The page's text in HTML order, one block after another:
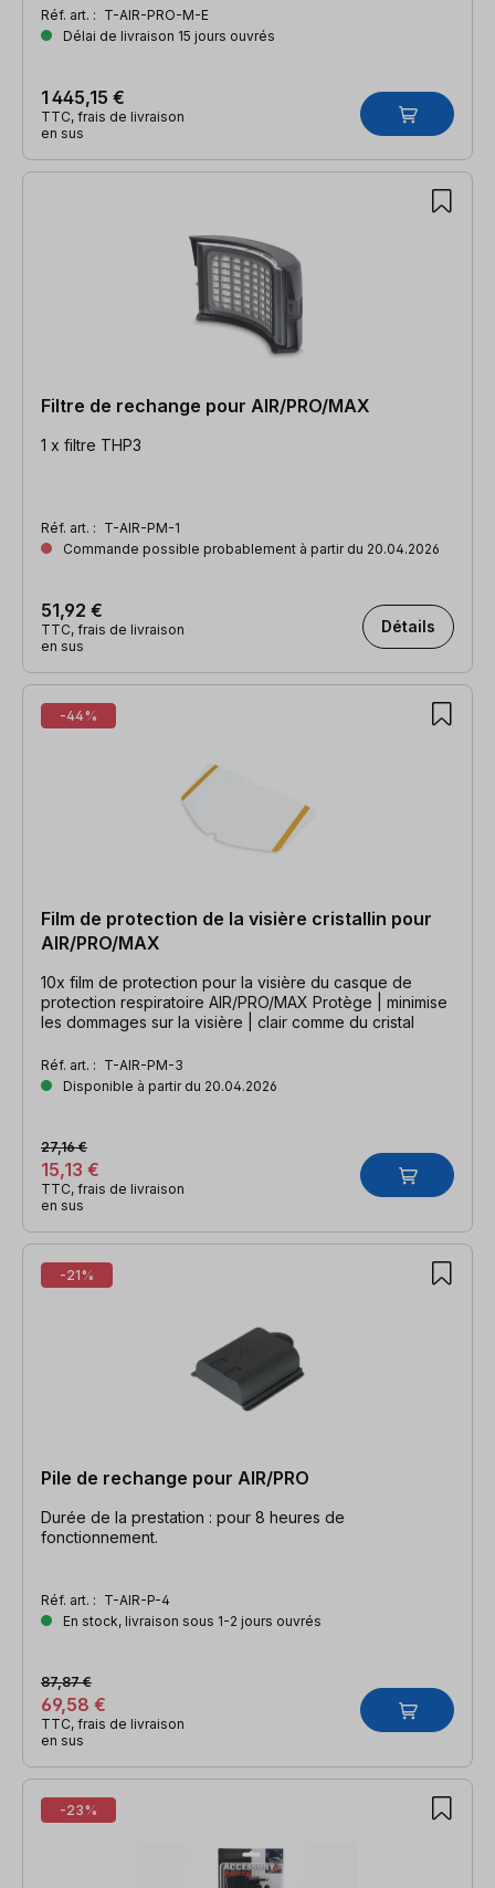
d'hygiène !
Réf. art. : T-AIR-PRO-M-E
Délai de livraison 15 jours ouvrés
1 445,15 €
TTC, frais de livraison
en sus
Filtre de rechange pour AIR/PRO/MAX
1 x filtre THP3
Réf. art. : T-AIR-PM-1
Commande possible probablement à partir du 20.04.2026
51,92 €
TTC, frais de livraison
en sus
Détails
-44%
Film de protection de la visière cristallin pour
AIR/PRO/MAX
10x film de protection pour la visière du casque de
protection respiratoire AIR/PRO/MAX Protège | minimise
les dommages sur la visière | clair comme du cristal
Réf. art. : T-AIR-PM-3
Disponible à partir du 20.04.2026
15,13 €
27,16 €
TTC, frais de livraison
en sus
-21%
Pile de rechange pour AIR/PRO
Durée de la prestation : pour 8 heures de
fonctionnement.
Réf. art. : T-AIR-P-4
En stock, livraison sous 1-2 jours ouvrés
69,58 €
87,87 €
TTC, frais de livraison
en sus
-23%